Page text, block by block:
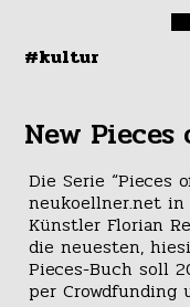
#kultur
New
Die Serie “Pieces
neukoellner.net in
Künstler Florian
die neuesten,
Pieces-Buch soll
per Crowdfunding